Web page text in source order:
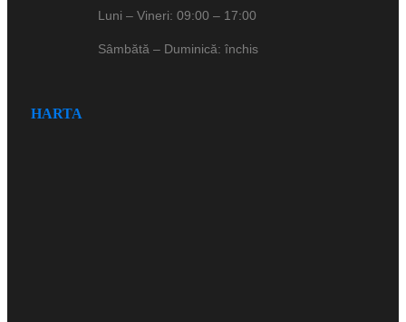
Luni – Vineri: 09:00 – 17:00
Sâmbătă – Duminică: închis
HARTA